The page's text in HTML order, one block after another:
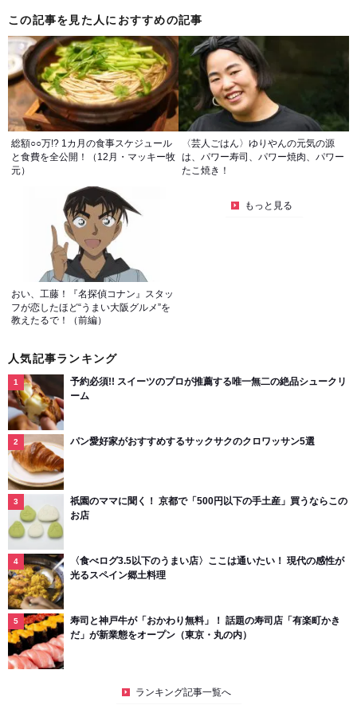
この記事を見た人におすすめの記事
総額○○万!? 1カ月の食事スケジュール
と食費を全公開！（12月・マッキー牧
元）
〈芸人ごはん〉ゆりやんの元気の源
は、パワー寿司、パワー焼肉、パワー
たこ焼き！
おい、工藤！『名探偵コナン』スタッ
フが恋したほど“うまい大阪グルメ”を
教えたるで！（前編）
もっと見る
人気記事ランキング
予約必須!! スイーツのプロが推薦する唯一無二の絶品シュークリ
ーム
パン愛好家がおすすめするサックサクのクロワッサン5選
祇園のママに聞く！ 京都で「500円以下の手土産」買うならこの
お店
〈食べログ3.5以下のうまい店〉ここは通いたい！ 現代の感性が
光るスペイン郷土料理
寿司と神戸牛が「おかわり無料」！ 話題の寿司店「有楽町かき
だ」が新業態をオープン（東京・丸の内）
ランキング記事一覧へ